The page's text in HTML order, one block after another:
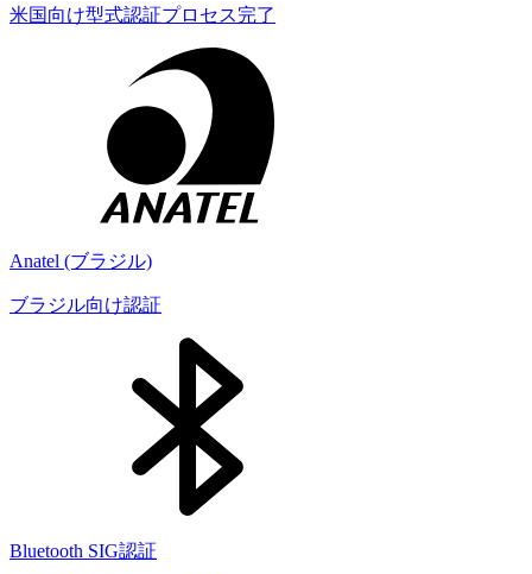
米国向け型式認証プロセス完了
Anatel (ブラジル)
ブラジル向け認証
Bluetooth SIG認証